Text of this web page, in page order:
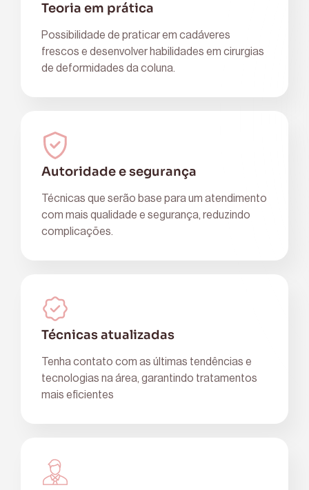
Teoria em prática
Possibilidade de praticar em cadáveres
frescos e desenvolver habilidades em cirurgias
de deformidades da coluna.
Autoridade e segurança
Técnicas que serão base para um atendimento
com mais qualidade e segurança, reduzindo
complicações.
Técnicas atualizadas
Tenha contato com as últimas tendências e
tecnologias na área, garantindo tratamentos
mais eficientes